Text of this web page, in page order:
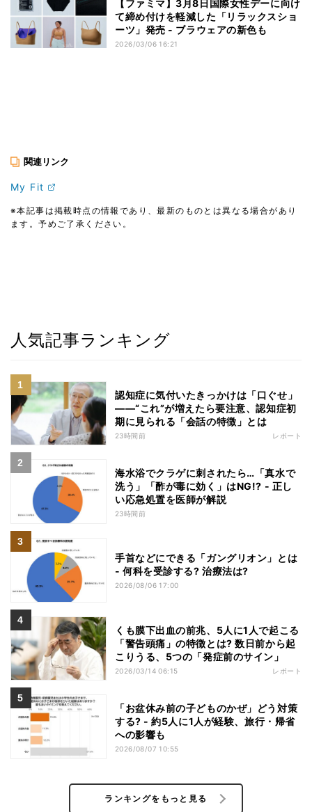
【ファミマ】3月8日国際女性デーに向け
て締め付けを軽減した「リラックスショ
ーツ」発売 - ブラウェアの新色も
2026/03/06 16:21
関連リンク
My Fit
※本記事は掲載時点の情報であり、最新のものとは異なる場合があり
ます。予めご了承ください。
人気記事ランキング
認知症に気付いたきっかけは「口ぐせ」
――“これ”が増えたら要注意、認知症初
期に見られる「会話の特徴」とは
23時間前 レポート
海水浴でクラゲに刺されたら…「真水で
洗う」「酢が毒に効く」はNG!? - 正し
い応急処置を医師が解説
23時間前
手首などにできる「ガングリオン」とは
- 何科を受診する? 治療法は?
2026/08/06 17:00
くも膜下出血の前兆、5人に1人で起こる
「警告頭痛」の特徴とは? 数日前から起
こりうる、5つの「発症前のサイン」
2026/03/14 06:15 レポート
「お盆休み前の子どものかぜ」どう対策
する? - 約5人に1人が経験、旅行・帰省
への影響も
2026/08/07 10:55
ランキングをもっと見る